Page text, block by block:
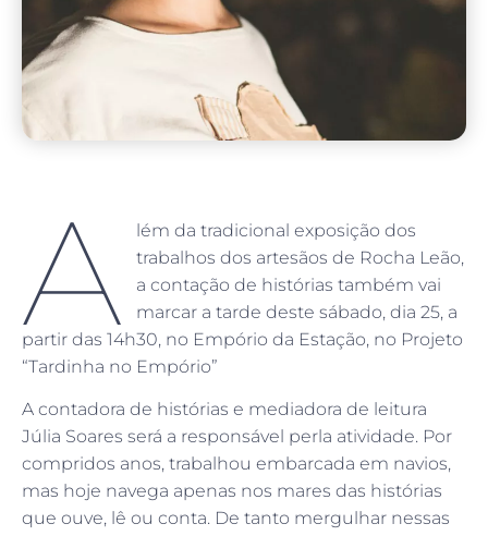
A
lém da tradicional exposição dos
trabalhos dos artesãos de Rocha Leão,
a contação de histórias também vai
marcar a tarde deste sábado, dia 25, a
partir das 14h30, no Empório da Estação, no Projeto
“Tardinha no Empório”
A contadora de histórias e mediadora de leitura
Júlia Soares será a responsável perla atividade. Por
compridos anos, trabalhou embarcada em navios,
mas hoje navega apenas nos mares das histórias
que ouve, lê ou conta. De tanto mergulhar nessas